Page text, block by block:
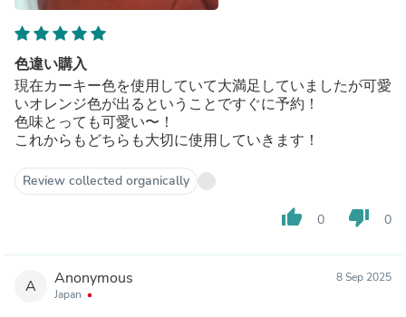
色違い購入
現在カーキー色を使用していて大満足していましたが可愛
いオレンジ色が出るということですぐに予約！
色味とっても可愛い〜！
これからもどちらも大切に使用していきます！
Review collected organically
thumb_up 0 thumb_down 0
A Anonymous
Japan
8 Sep 2025